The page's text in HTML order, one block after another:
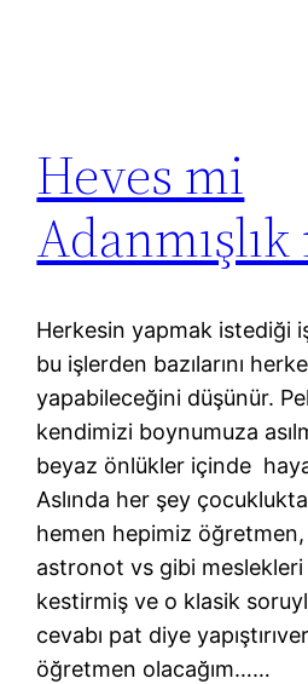
Heves mi
Adanmışlık
Herkesin yapmak istediği
bu işlerden bazılarını
yapabileceğini düşünür.
kendimizi boynumuza
beyaz önlükler içinde
Aslında her şey
hemen hepimiz
astronot vs gibi
kestirmiş ve o klasik
cevabı pat diye
öğretmen olacağım……